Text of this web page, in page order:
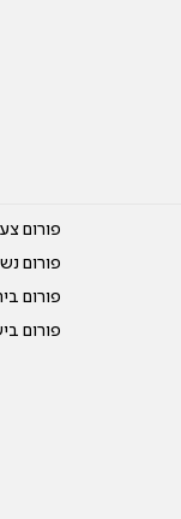
פורום
פורום
פורום
פורום